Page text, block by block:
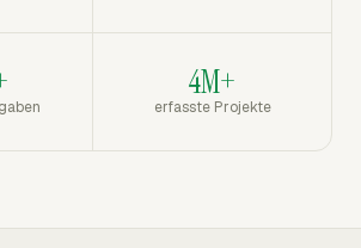
4M+
erfasste Projekte